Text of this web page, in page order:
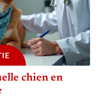
chien en